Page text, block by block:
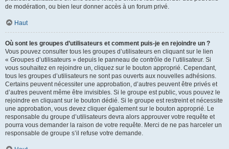
de modération, ou bien leur donner accès à un forum privé.
Haut
Où sont les groupes d’utilisateurs et comment puis-je en rejoindre un ?
Vous pouvez consulter tous les groupes d’utilisateurs en cliquant sur le lien
« Groupes d’utilisateurs » depuis le panneau de contrôle de l’utilisateur. Si
vous souhaitez en rejoindre un, cliquez sur le bouton approprié. Cependant,
tous les groupes d’utilisateurs ne sont pas ouverts aux nouvelles adhésions.
Certains peuvent nécessiter une approbation, d’autres peuvent être privés et
d’autres peuvent même être invisibles. Si le groupe est public, vous pouvez le
rejoindre en cliquant sur le bouton dédié. Si le groupe est restreint et nécessite
une approbation, vous devez cliquer également sur le bouton approprié. Le
responsable du groupe d’utilisateurs devra alors approuver votre requête et
pourra vous demander la raison de votre requête. Merci de ne pas harceler un
responsable de groupe s’il refuse votre demande.